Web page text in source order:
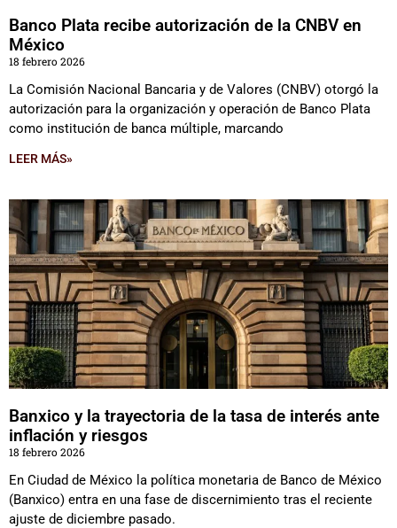
Banco Plata recibe autorización de la CNBV en
México
18 febrero 2026
La Comisión Nacional Bancaria y de Valores (CNBV) otorgó la
autorización para la organización y operación de Banco Plata
como institución de banca múltiple, marcando
LEER MÁS»
Banxico y la trayectoria de la tasa de interés ante
inflación y riesgos
18 febrero 2026
En Ciudad de México la política monetaria de Banco de México
(Banxico) entra en una fase de discernimiento tras el reciente
ajuste de diciembre pasado.